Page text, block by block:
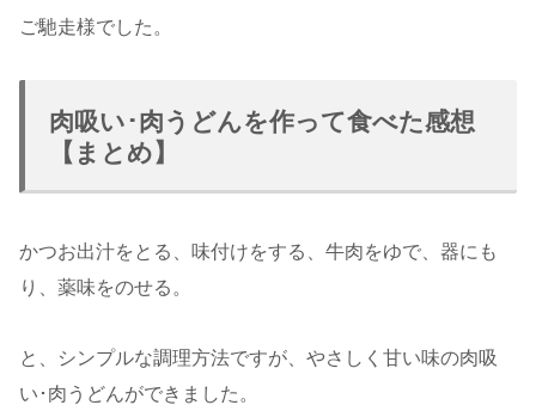
ご馳走様でした。
肉吸い･肉うどんを作って食べた感想
【まとめ】
かつお出汁をとる、味付けをする、牛肉をゆで、器にも
り、薬味をのせる。
と、シンプルな調理方法ですが、やさしく甘い味の肉吸
い･肉うどんができました。